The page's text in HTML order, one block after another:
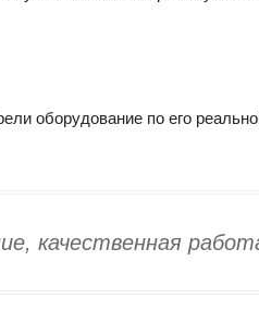
по его
качественная